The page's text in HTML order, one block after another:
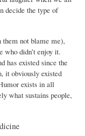
decide the type of
them not blame me),
who didn’t enjoy it.
has existed since the
it obviously existed
exists in all
what sustains people,